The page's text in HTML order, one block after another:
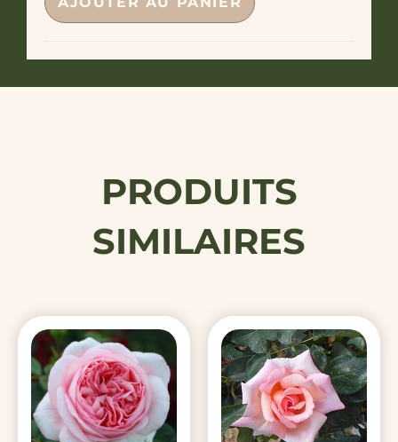
PRODUITS
SIMILAIRES